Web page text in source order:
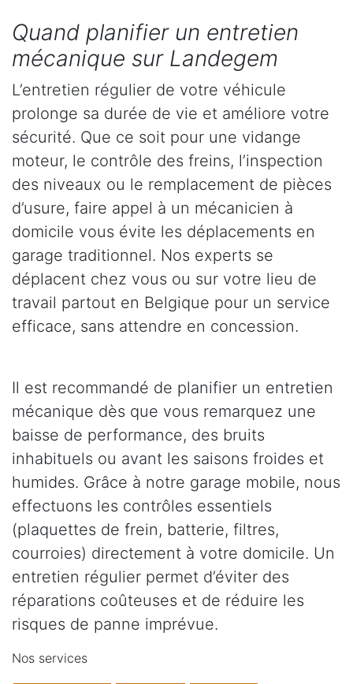
Quand planifier un entretien
mécanique sur Landegem
L’entretien régulier de votre véhicule
prolonge sa durée de vie et améliore votre
sécurité. Que ce soit pour une vidange
moteur, le contrôle des freins, l’inspection
des niveaux ou le remplacement de pièces
d’usure, faire appel à un mécanicien à
domicile vous évite les déplacements en
garage traditionnel. Nos experts se
déplacent chez vous ou sur votre lieu de
travail partout en Belgique pour un service
efficace, sans attendre en concession.
Il est recommandé de planifier un entretien
mécanique dès que vous remarquez une
baisse de performance, des bruits
inhabituels ou avant les saisons froides et
humides. Grâce à notre garage mobile, nous
effectuons les contrôles essentiels
(plaquettes de frein, batterie, filtres,
courroies) directement à votre domicile. Un
entretien régulier permet d’éviter des
réparations coûteuses et de réduire les
risques de panne imprévue.
Nos services